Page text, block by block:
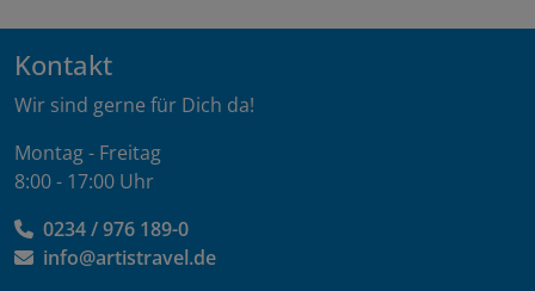
Kontakt
Wir sind gerne für Dich da!
Montag - Freitag
8:00 - 17:00 Uhr
0234 / 976 189-0
info@artistravel.de